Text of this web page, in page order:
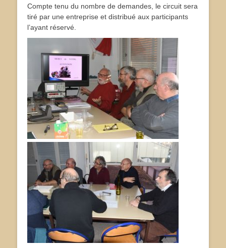
Compte tenu du nombre de demandes, le circuit sera
tiré par une entreprise et distribué aux participants
l’ayant réservé.